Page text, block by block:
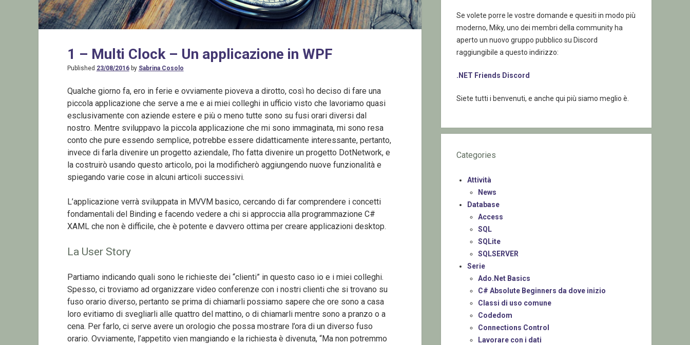
1 – Multi Clock – Un applicazione in WPF
Published 23/08/2016by Sabrina Cosolo
Qualche giorno fa, ero in ferie e ovviamente pioveva a dirotto, così ho deciso di fare una
piccola applicazione che serve a me e ai miei colleghi in ufficio visto che lavoriamo quasi
esclusivamente con aziende estere e più o meno tutte sono su fusi orari diversi dal
nostro. Mentre sviluppavo la piccola applicazione che mi sono immaginata, mi sono resa
conto che pure essendo semplice, potrebbe essere didatticamente interessante, pertanto,
invece di farla divenire un progetto aziendale, l’ho fatta divenire un progetto DotNetwork, e
la costruirò usando questo articolo, poi la modificherò aggiungendo nuove funzionalità e
spiegando varie cose in alcuni articoli successivi.
L’applicazione verrà sviluppata in MVVM basico, cercando di far comprendere i concetti
fondamentali del Binding e facendo vedere a chi si approccia alla programmazione C#
XAML che non è difficile, che è potente e davvero ottima per creare applicazioni desktop.
La User Story
Partiamo indicando quali sono le richieste dei “clienti” in questo caso io e i miei colleghi.
Spesso, ci troviamo ad organizzare video conferenze con i nostri clienti che si trovano su
fuso orario diverso, pertanto se prima di chiamarli possiamo sapere che ore sono a casa
loro evitiamo di svegliarli alle quattro del mattino, o di chiamarli mentre sono a pranzo o a
cena. Per farlo, ci serve avere un orologio che possa mostrare l’ora di un diverso fuso
orario. Ovviamente, l’appetito vien mangiando e la richiesta è divenuta, “Ma non potremmo
Se volete porre le vostre domande e quesiti in modo più
moderno, Miky, uno dei membri della community ha
aperto un nuovo gruppo pubblico su Discord
raggiungibile a questo indirizzo:
.NET Friends Discord
Siete tutti i benvenuti, e anche qui più siamo meglio è.
Categories
Attività
News
Database
Access
SQL
SQLite
SQLSERVER
Serie
Ado.Net Basics
C# Absolute Beginners da dove inizio
Classi di uso comune
Codedom
Connections Control
Lavorare con i dati